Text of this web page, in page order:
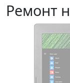
Ремонт